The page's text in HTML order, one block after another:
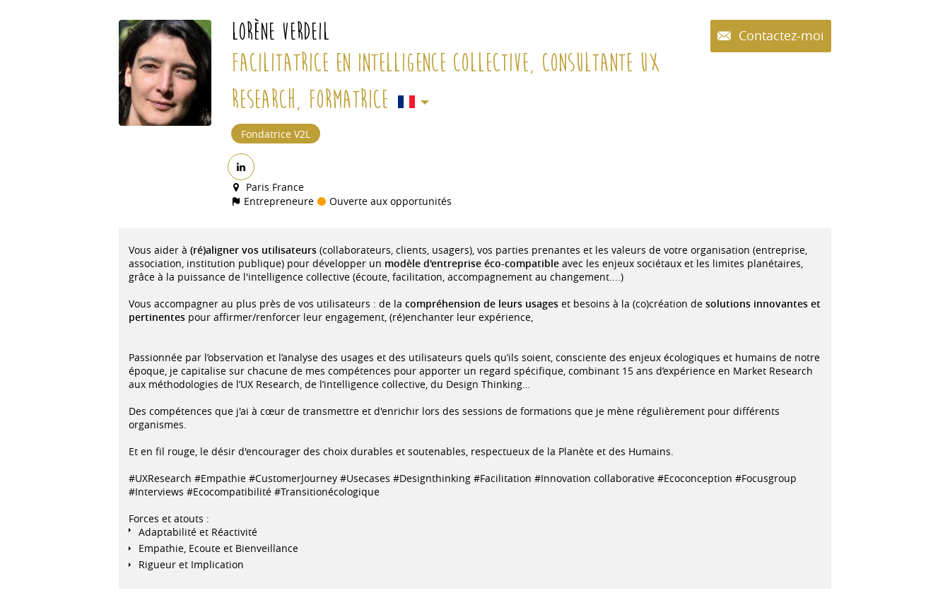
Lorène VERDEIL
Facilitatrice en intelligence Collective, Consultante UX
Research, Formatrice
Fondatrice V2L
Paris France
Entrepreneure
Ouverte aux opportunités
Contactez-moi
Vous aider à (ré)aligner vos utilisateurs (collaborateurs, clients, usagers), vos parties prenantes et les valeurs de votre organisation (entreprise,
association, institution publique) pour développer un modèle d'entreprise éco-compatible avec les enjeux sociétaux et les limites planétaires,
grâce à la puissance de l'intelligence collective (écoute, facilitation, accompagnement au changement....)
Vous accompagner au plus près de vos utilisateurs : de la compréhension de leurs usages et besoins à la (co)création de solutions innovantes et
pertinentes pour affirmer/renforcer leur engagement, (ré)enchanter leur expérience,
Passionnée par l’observation et l’analyse des usages et des utilisateurs quels qu’ils soient, consciente des enjeux écologiques et humains de notre
époque, je capitalise sur chacune de mes compétences pour apporter un regard spécifique, combinant 15 ans d’expérience en Market Research
aux méthodologies de l’UX Research, de l’intelligence collective, du Design Thinking…
Des compétences que j'ai à cœur de transmettre et d'enrichir lors des sessions de formations que je mène régulièrement pour différents
organismes.
Et en fil rouge, le désir d'encourager des choix durables et soutenables, respectueux de la Planète et des Humains.
#UXResearch #Empathie #CustomerJourney #Usecases #Designthinking #Facilitation #Innovation collaborative #Ecoconception #Focusgroup
#Interviews #Ecocompatibilité #Transitionécologique
Forces et atouts :
Adaptabilité et Réactivité
Empathie, Ecoute et Bienveillance
Rigueur et Implication